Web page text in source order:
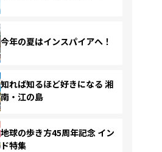
今年の夏はインスパイアへ！
知れば知るほど好きになる 湘
南・江の島
地球の歩き方45周年記念 イン
ド特集